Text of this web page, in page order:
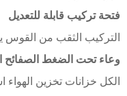
فتحة تركيب قابلة للتعديل
التركيب الثقب من القوس
وعاء تحت الضغط
الكل خزانات تخزين الهواء